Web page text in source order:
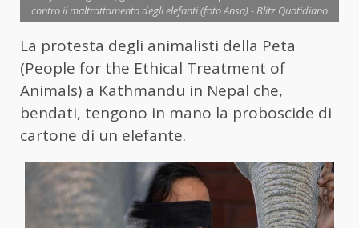
contro il maltrattamento degli elefanti (foto Ansa) - Blitz Quotidiano
La protesta degli animalisti della Peta
(People for the Ethical Treatment of
Animals) a Kathmandu in Nepal che,
bendati, tengono in mano la proboscide di
cartone di un elefante.